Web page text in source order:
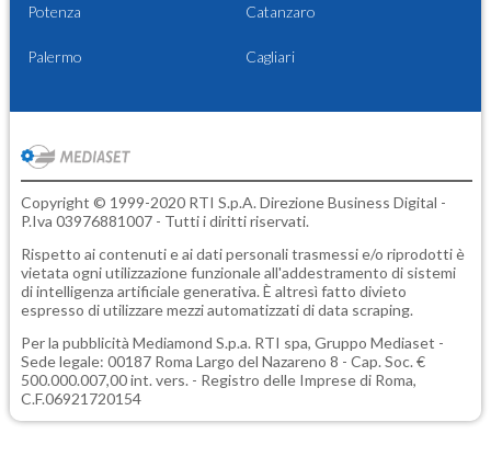
Potenza Catanzaro
Palermo Cagliari
Copyright © 1999-2020 RTI S.p.A. Direzione Business Digital -
P.Iva 03976881007 - Tutti i diritti riservati.
Rispetto ai contenuti e ai dati personali trasmessi e/o riprodotti è
vietata ogni utilizzazione funzionale all'addestramento di sistemi
di intelligenza artificiale generativa. È altresì fatto divieto
espresso di utilizzare mezzi automatizzati di data scraping.
Per la pubblicità Mediamond S.p.a. RTI spa, Gruppo Mediaset -
Sede legale: 00187 Roma Largo del Nazareno 8 - Cap. Soc. €
500.000.007,00 int. vers. - Registro delle Imprese di Roma,
C.F.06921720154